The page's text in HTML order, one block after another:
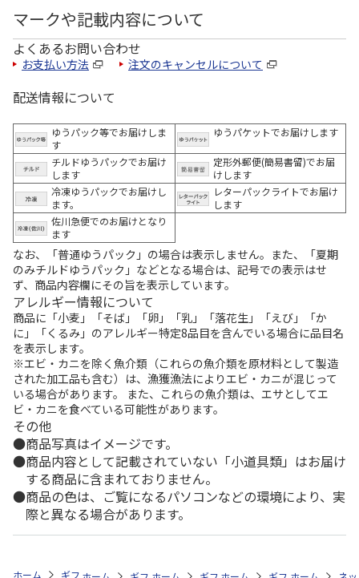
マークや記載内容について
よくあるお問い合わせ
お支払い方法 注文のキャンセルについて
配送情報について
ゆうパック等でお届けしま
す
ゆうパケットでお届けします
チルドゆうパックでお届け
します
定形外郵便(簡易書留)でお届
けします
冷凍ゆうパックでお届けし
ます。
レターパックライトでお届け
します
佐川急便でのお届けとなり
ます
なお、「普通ゆうパック」の場合は表示しません。また、「夏期
のみチルドゆうパック」などとなる場合は、記号での表示はせ
ず、商品内容欄にその旨を表示しています。
アレルギー情報について
商品に「小麦」「そば」「卵」「乳」「落花生」「えび」「か
に」「くるみ」のアレルギー特定8品目を含んでいる場合に品目名
を表示します。
※エビ・カニを除く魚介類（これらの魚介類を原材料として製造
された加工品も含む）は、漁獲漁法によりエビ・カニが混じって
いる場合があります。 また、これらの魚介類は、エサとしてエ
ビ・カニを食べている可能性があります。
その他
商品写真はイメージです。
商品内容として記載されていない「小道具類」はお届け
する商品に含まれておりません。
商品の色は、ご覧になるパソコンなどの環境により、実
際と異なる場合があります。
ホーム ギフト通販 内祝い・お返し 結婚内祝い 日本の極み 朝の